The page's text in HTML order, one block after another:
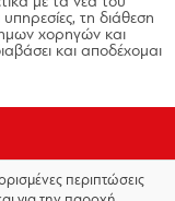
τη διάθεση
χορηγών και
και αποδέχομαι
περιπτώσεις